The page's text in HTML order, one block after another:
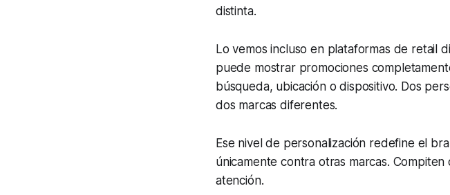
distinta.
Lo vemos incluso en plataformas de retail
puede mostrar promociones
búsqueda, ubicación o dispositivo. Dos
dos marcas diferentes.
Ese nivel de personalización redefine el
únicamente contra otras marcas.
atención.